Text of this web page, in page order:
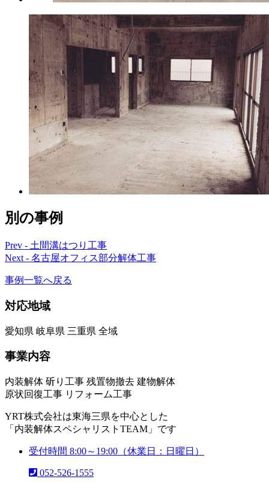
別の事例
Prev - 土間溝はつり工事
Next - 名古屋オフィス部分解体工事
事例一覧へ戻る
対応地域
愛知県 岐阜県 三重県 全域
事業内容
内装解体 斫り工事 残置物撤去 建物解体
原状回復工事 リフォーム工事
YRT株式会社は東海三県を中心とした
「内装解体スペシャリストTEAM」です
受付時間 8:00～19:00（休業日：日曜日）
052-526-1555